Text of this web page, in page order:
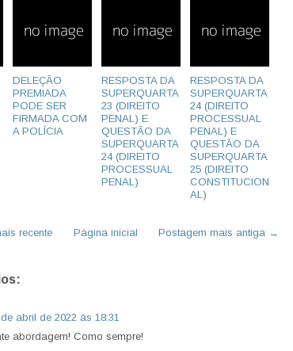
DELEÇÃO
PREMIADA
PODE SER
FIRMADA COM
A POLÍCIA
RESPOSTA DA
SUPERQUARTA
23 (DIREITO
PENAL) E
QUESTÃO DA
SUPERQUARTA
24 (DIREITO
PROCESSUAL
PENAL)
RESPOSTA DA
SUPERQUARTA
24 (DIREITO
PROCESSUAL
PENAL) E
QUESTÃO DA
SUPERQUARTA
25 (DIREITO
CONSTITUCION
AL)
recente Postagem mais antiga →
Página inicial
abril de 2022 às 18:31
abordagem! Como sempre!